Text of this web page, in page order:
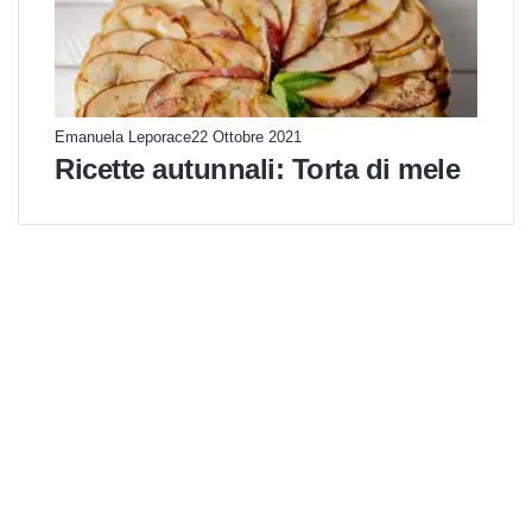
Emanuela Leporace22 Ottobre 2021
Ricette autunnali: Torta di mele